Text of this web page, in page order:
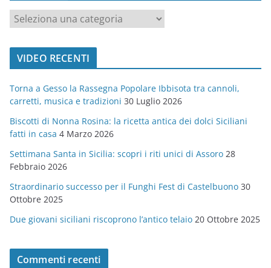
a
t
o
r
i
e
VIDEO RECENTI
Torna a Gesso la Rassegna Popolare Ibbisota tra cannoli,
carretti, musica e tradizioni 30 Luglio 2026
Biscotti di Nonna Rosina: la ricetta antica dei dolci Siciliani
fatti in casa 4 Marzo 2026
Settimana Santa in Sicilia: scopri i riti unici di Assoro 28
Febbraio 2026
Straordinario successo per il Funghi Fest di Castelbuono 30
Ottobre 2025
Due giovani siciliani riscoprono l’antico telaio 20 Ottobre 2025
Commenti recenti